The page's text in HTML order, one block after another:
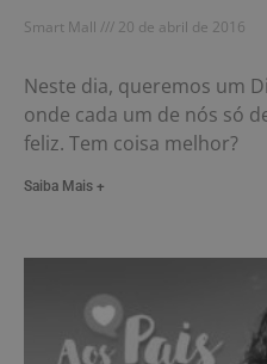
Smart Mall 20 de abril de 2016
Neste dia, queremos um
onde cada um de nós só
feliz. Tem coisa melhor?
Saiba Mais +